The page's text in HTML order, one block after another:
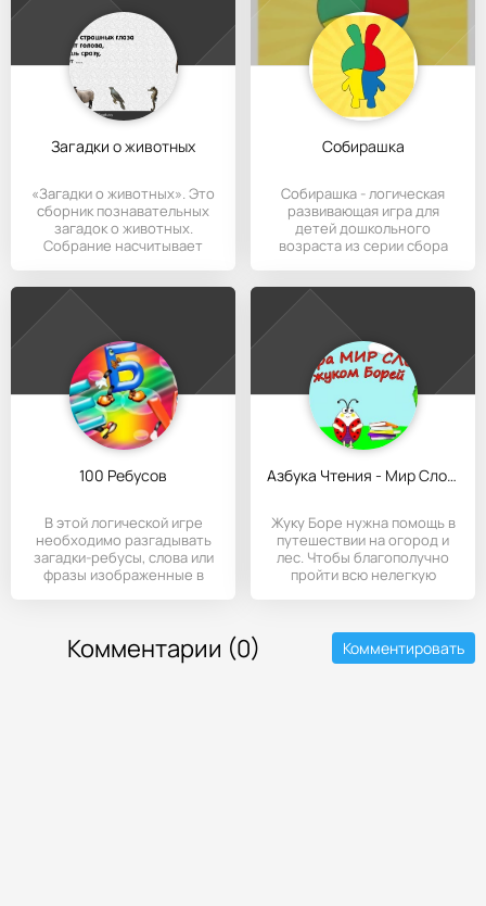
Загадки о животных
«Загадки о животных». Это
сборник познавательных
загадок о животных.
Собрание насчитывает
Собирашка
Собирашка - логическая
развивающая игра для
детей дошкольного
возраста из серии сбора
100 Ребусов
В этой логической игре
необходимо разгадывать
загадки-ребусы, слова или
фразы изображенные в
Азбука Чтения - Мир Слов с жуком Борей
Жуку Боре нужна помощь в
путешествии на огород и
лес. Чтобы благополучно
пройти всю нелегкую
Комментарии (0) Комментировать